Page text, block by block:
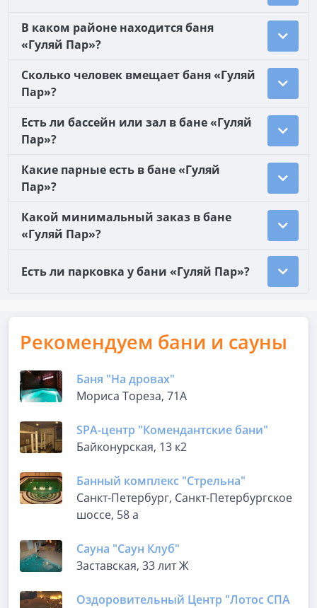
В каком районе находится баня
«Гуляй Пар»?
Сколько человек вмещает баня «Гуляй
Пар»?
Есть ли бассейн или зал в бане «Гуляй
Пар»?
Какие парные есть в бане «Гуляй
Пар»?
Какой минимальный заказ в бане
«Гуляй Пар»?
Есть ли парковка у бани «Гуляй Пар»?
Рекомендуем бани и сауны
Баня "На дровах"
Мориса Тореза, 71А
SPA-центр "Комендантские бани"
Байконурская, 13 к2
Банный комплекс "Стрельна"
Санкт-Петербург, Санкт-Петербургское
шоссе, 58 а
Сауна "Саун Клуб"
Заставская, 33 лит Ж
Оздоровительный Центр "Лотос СПА